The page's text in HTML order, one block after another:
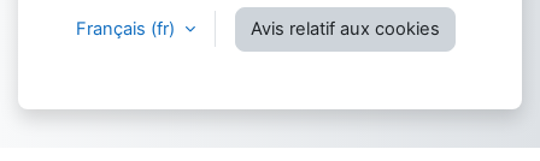
Français ‎(fr)‎ Avis relatif aux cookies